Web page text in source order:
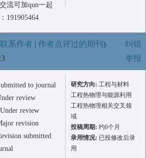
流可加qun一起
191905464
联系作者 | 作者点评过的期刊 )
纠错
举报
to journal
review
review
revision
submitted
研究方向: 工程与材料
工程热物理与能源利用
工程热物理相关交叉领
域
投稿周期: 约6个月
录用情况: 已投修改后录
用